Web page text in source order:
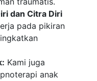
dan Citra Diri
pada pikiran
Kami juga
anak